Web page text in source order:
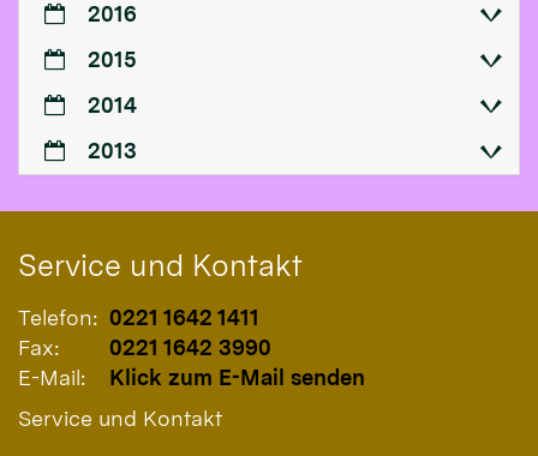
2016
2015
2014
2013
Service und Kontakt
Telefon: 0221 1642 1411
Fax:
0221 1642 3990
E-Mail:
Klick zum E-Mail senden
Service und Kontakt